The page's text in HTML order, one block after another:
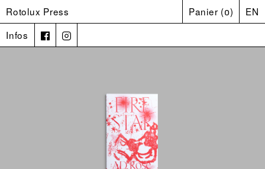
Rotolux Press
Infos
Panier (0) EN